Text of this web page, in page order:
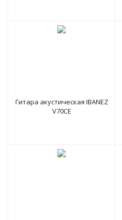
Гитара акустическая IBANEZ
V70CE